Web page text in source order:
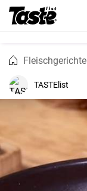
Fleischgerichte
TASTElist